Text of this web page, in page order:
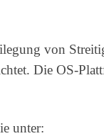
von
Die OS-
unter: